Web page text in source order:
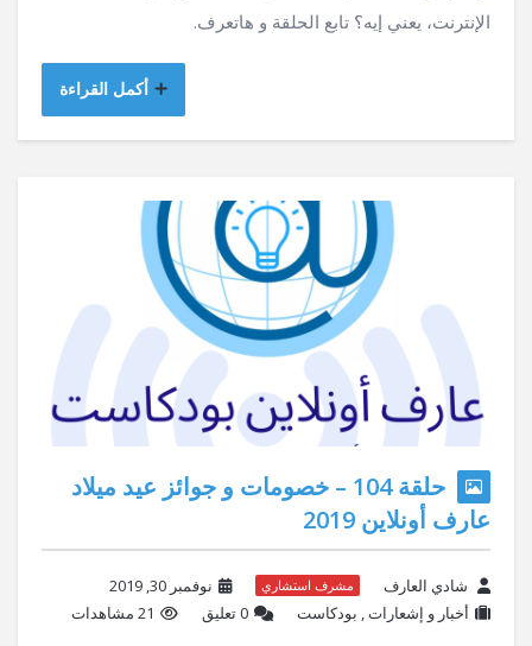
الإنترنت، يعني إيه؟ تابع الحلقة و هاتعرف.
أكمل القراءة
حلقة 104 – خصومات و جوائز عيد ميلاد
عارف أونلاين 2019
شادي العارف مشرف استشاري
نوفمبر 30, 2019
أخبار و إشعارات, بودكاست ‫0 تعليق 21 مشاهدات